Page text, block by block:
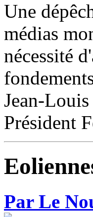
Une
médias
nécessité
Jean-
Président
Par Le